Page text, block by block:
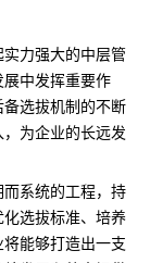
力强大的中层管
中发挥重要作
选拔机制的不断
为企业的长远发
系统的工程，持
选拔标准、培养
能够打造出一支